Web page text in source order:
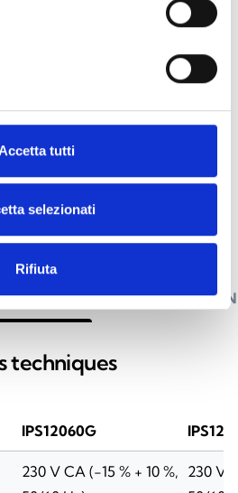
Accetta tutti
selezionati
Rifiuta
DOCUMENTATION
techniques
IPS12060G
230 V CA (-15 % + 10 %, 230 V